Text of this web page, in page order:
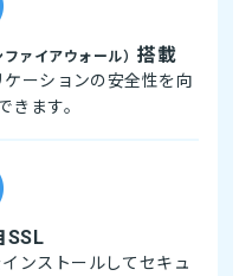
ファイアウォール）搭載
ーションの安全性を向
きます。
SSL
ンストールしてセキュ